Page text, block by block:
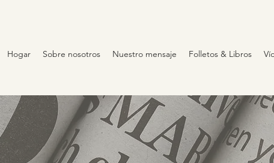
Hogar Sobre nosotros Nuestro mensaje Folletos & Libros